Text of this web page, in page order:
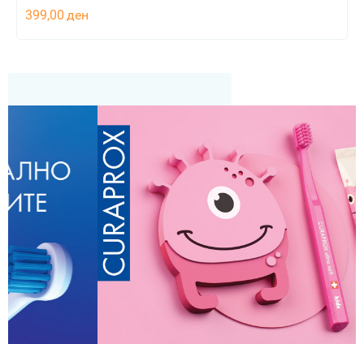
399,00 ден